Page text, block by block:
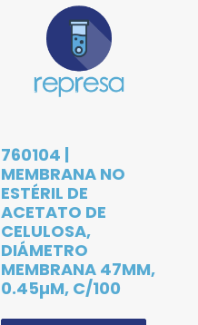
760104 |
MEMBRANA NO
ESTÉRIL DE
ACETATO DE
CELULOSA,
DIÁMETRO
MEMBRANA 47MM,
0.45µM, C/100